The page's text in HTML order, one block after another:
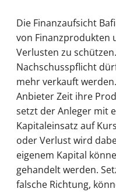
Die Finanzaufsicht
von Finanzprodukten
Verlusten zu
Nachschusspflicht
mehr verkauft
Anbieter Zeit ihre
setzt der Anleger mit
Kapitaleinsatz auf
oder Verlust wird
eigenem Kapital
gehandelt werden.
falsche Richtung,